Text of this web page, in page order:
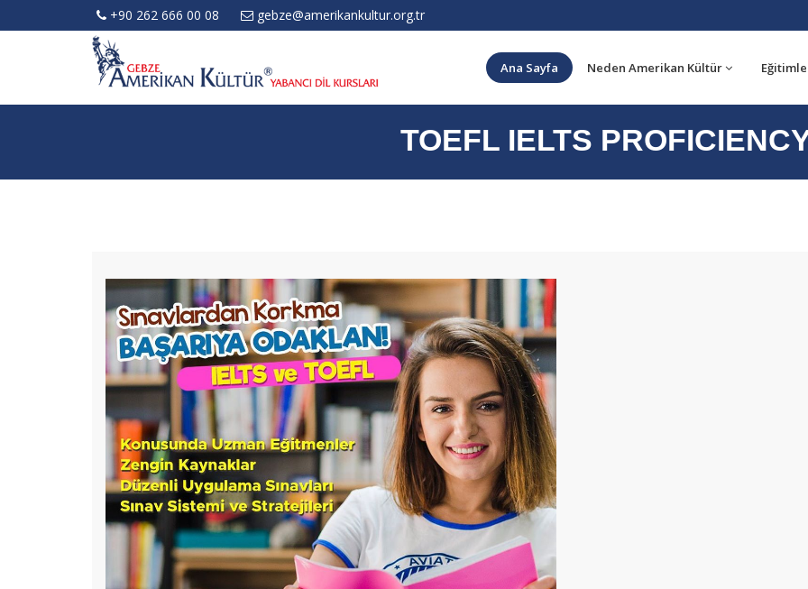
+90 262 666 00 08 gebze@amerikankultur.org.tr
Ana Sayfa Neden Amerikan Kültür
TOEFL IELTS